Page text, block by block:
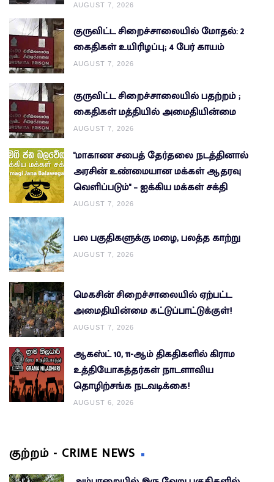
AUGUST 7, 2026
குருவிட்ட சிறைச்சாலையில் மோதல்: 2
கைதிகள் உயிரிழப்பு; 4 பேர் காயம்
AUGUST 7, 2026
குருவிட்ட சிறைச்சாலையில் பதற்றம் ;
கைதிகள் மத்தியில் அமைதியின்மை
AUGUST 7, 2026
"மாகாண சபைத் தேர்தலை நடத்தினால்
அரசின் உண்மையான மக்கள் ஆதரவு
வெளிப்படும்" – ஐக்கிய மக்கள் சக்தி
AUGUST 7, 2026
பல பகுதிகளுக்கு மழை, பலத்த காற்று
AUGUST 7, 2026
மெகசின் சிறைச்சாலையில் ஏற்பட்ட
அமைதியின்மை கட்டுப்பாட்டுக்குள்!
AUGUST 7, 2026
ஆகஸ்ட் 10, 11-ஆம் திகதிகளில் கிராம
உத்தியோகத்தர்கள் நாடளாவிய
தொழிற்சங்க நடவடிக்கை!
AUGUST 6, 2026
குற்றம் - CRIME NEWS